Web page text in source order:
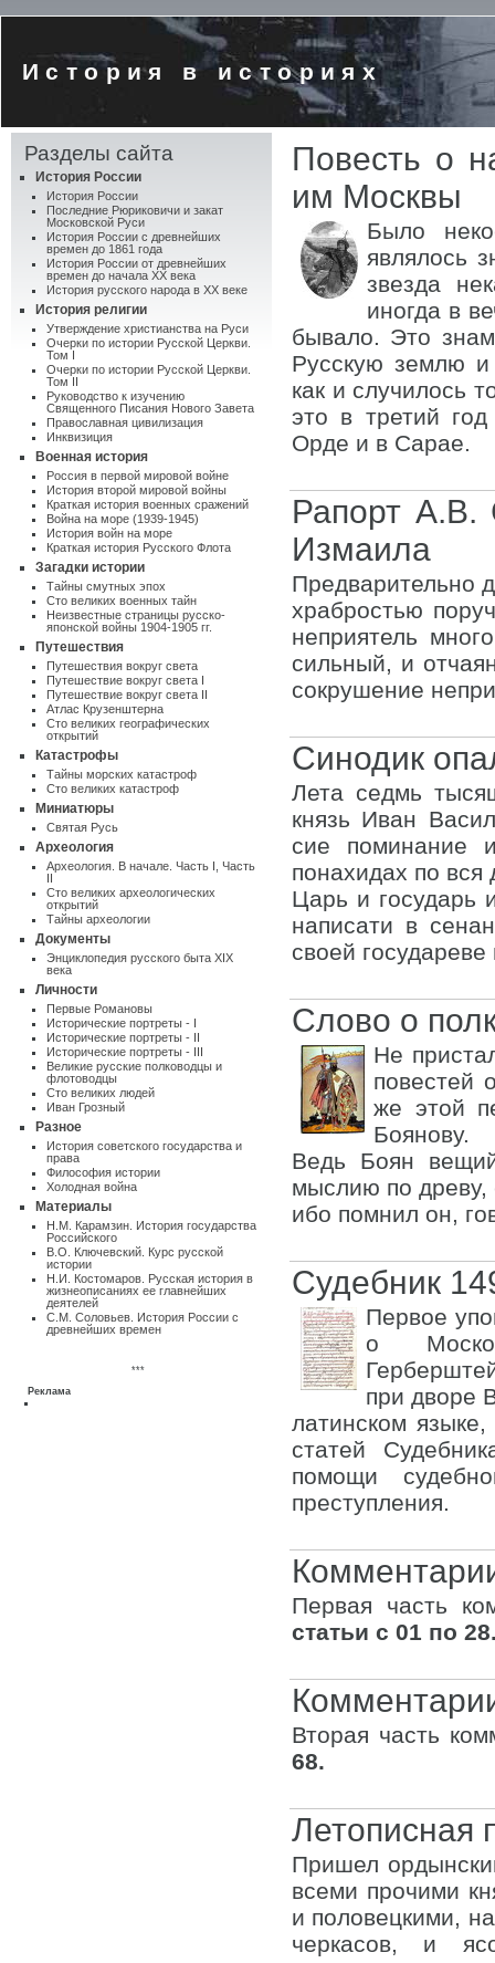
История в историях
Разделы сайта
История России
История России
Последние Рюриковичи и закат
Московской Руси
История России с древнейших
времен до 1861 года
История России от древнейших
времен до начала XX века
История русского народа в XX веке
История религии
Утверждение христианства на Руси
Очерки по истории Русской Церкви.
Том I
Очерки по истории Русской Церкви.
Том II
Руководство к изучению
Священного Писания Нового Завета
Православная цивилизация
Инквизиция
Военная история
Россия в первой мировой войне
История второй мировой войны
Краткая история военных сражений
Война на море (1939-1945)
История войн на море
Краткая история Русского Флота
Загадки истории
Тайны смутных эпох
Сто великих военных тайн
Неизвестные страницы русско-
японской войны 1904-1905 гг.
Путешествия
Путешествия вокруг света
Путешествие вокруг света I
Путешествие вокруг света II
Атлас Крузенштерна
Cто великих географических
открытий
Катастрофы
Тайны морских катастроф
Сто великих катастроф
Миниатюры
Святая Русь
Археология
Археология. В начале. Часть I Часть
II
Сто великих археологических
открытий
Тайны археологии
Документы
Энциклопедия русского быта XIX
века
Личности
Первые Романовы
Исторические портреты - I
Исторические портреты - II
Исторические портреты - III
Великие русские полководцы и
флотоводцы
Сто великих людей
Иван Грозный
Разное
Истоpия советского государства и
пpава
Философия истории
Холодная война
Материалы
Н.М. Карамзин. История государства
Российского
В.О. Ключевский. Курс русской
истории
Н.И. Костомаров. Русская история в
жизнеописаниях ее главнейших
деятелей
С.М. Соловьев. История России с
древнейших времен
***
Реклама
Повесть о
им Москвы
Было
являлось
звезда
иногда в
бывало. Это
Русскую землю и
как и случилось
это в третий
Орде и в Сарае.
Рапорт А.В.
Измаила
Предварительно
храбростью
неприятель
сильный, и
сокрушение
Синодик
Лета седмь
князь Иван
сие поминание
понахидах по
Царь и государь
написати в
своей государеве
Слово о
Не
повестей
же этой
Боянову.
Ведь Боян
мыслию по древу,
ибо помнил он,
Судебник
Первое
о
при дворе
латинском
статей
помощи
преступления.
Первая часть
статьи с 01 по
Вторая часть
68.
Летописная
Пришел
всеми прочими
и половецкими,
черкасов, и